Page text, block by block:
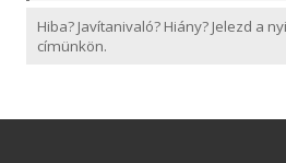
Hiba? Javítanivaló? Hiány? Jelezd a
címünkön.